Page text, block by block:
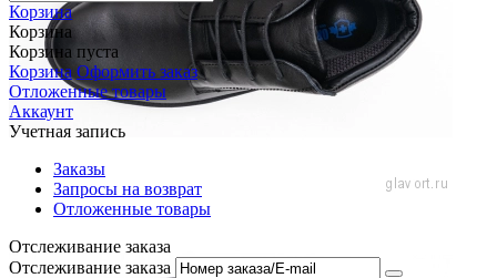
Корзина
Корзина
Корзина пуста
Корзина Оформить заказ
Отложенные товары
Аккаунт
Учетная запись
Заказы
Запросы на возврат
Отложенные товары
Отслеживание заказа
Отслеживание заказа